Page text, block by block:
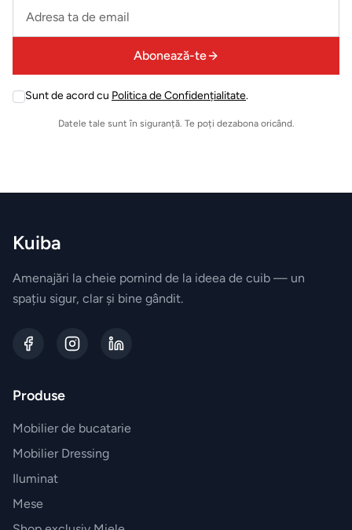
Canapele
Esteban
Paris
this
Leave
Abonează-te
Sunt de acord cu Politica de Confidențialitate.
Datele tale sunt în siguranță. Te poți dezabona oricând.
Kuiba
Amenajări la cheie pornind de la ideea de cuib — un
spațiu sigur, clar și bine gândit.
Produse
Mobilier de bucatarie
Mobilier Dressing
Iluminat
Mese